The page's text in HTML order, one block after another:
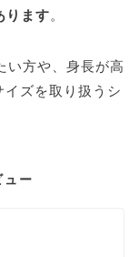
ります。
い方や、身長が高
ズを取り扱うシ
ュー